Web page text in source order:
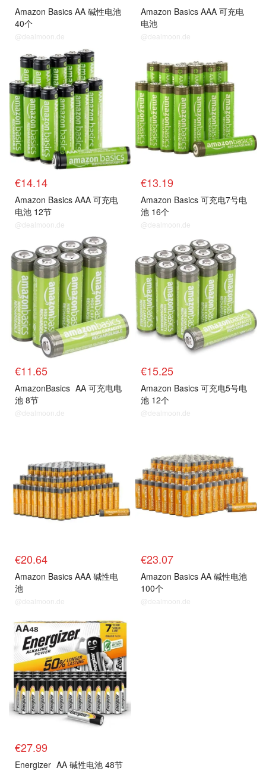
Amazon Basics AA 碱性电池
40个
@dealmoon.de
Amazon Basics AAA 可充电
电池
@dealmoon.de
€14.14
Amazon Basics AAA 可充电
电池 12节
@dealmoon.de
€13.19
Amazon Basics 可充电7号电
池 16个
@dealmoon.de
€11.65
AmazonBasics AA 可充电电
池 8节
@dealmoon.de
€15.25
Amazon Basics 可充电5号电
池 12个
@dealmoon.de
€20.64
Amazon Basics AAA 碱性电
池
@dealmoon.de
€23.07
Amazon Basics AA 碱性电池
100个
@dealmoon.de
€27.99
Energizer AA 碱性电池 48节